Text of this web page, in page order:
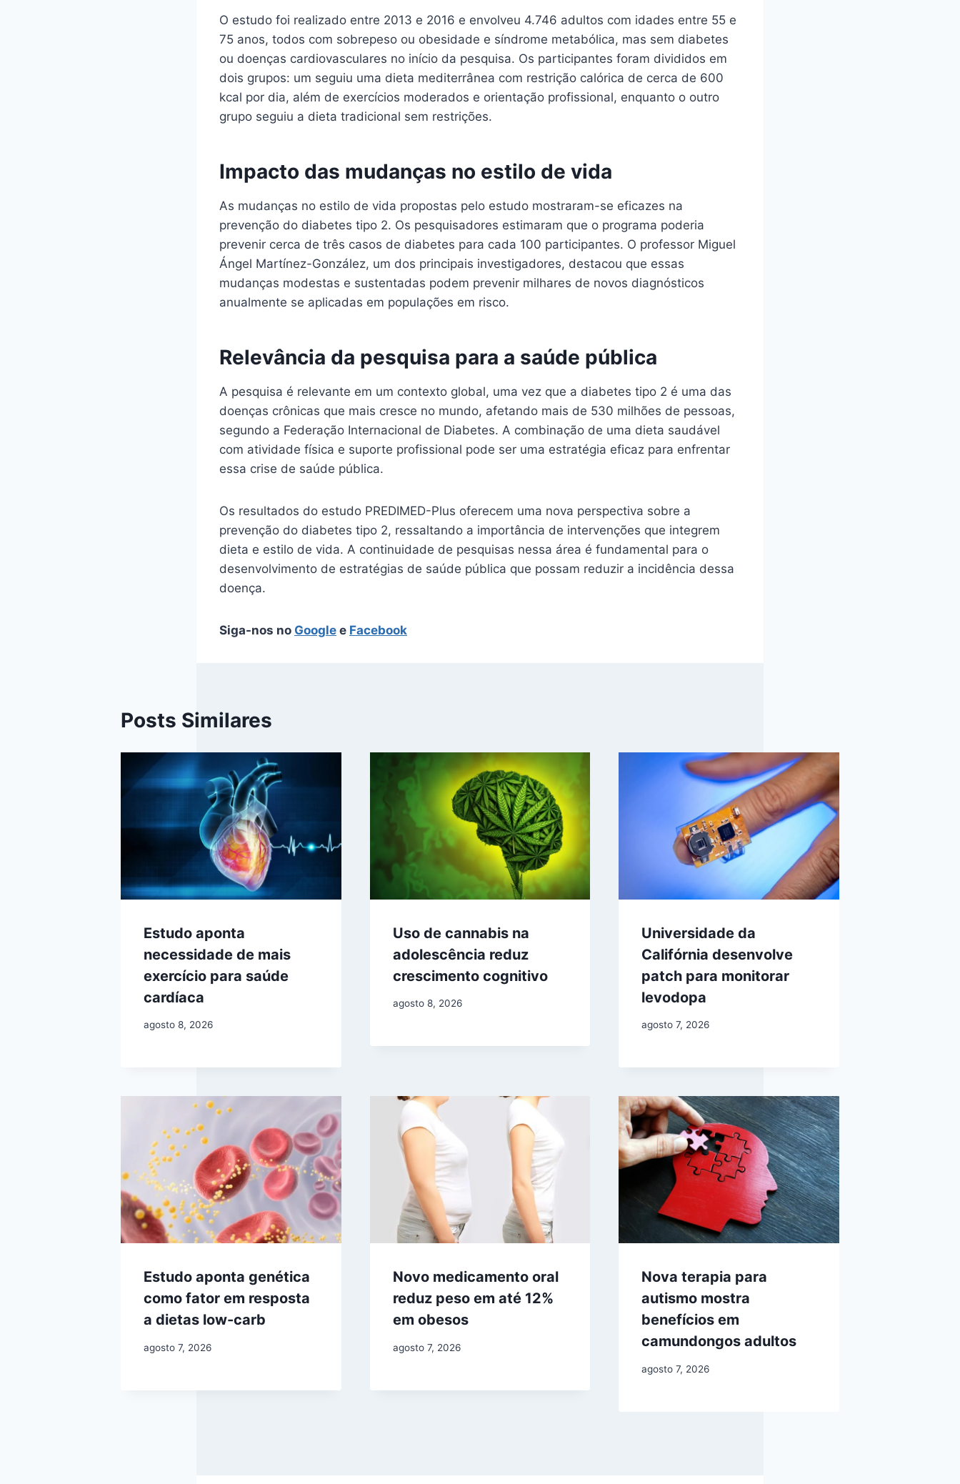
O estudo foi realizado entre 2013 e 2016 e envolveu 4.746 adultos com idades entre 55 e
75 anos, todos com sobrepeso ou obesidade e síndrome metabólica, mas sem diabetes
ou doenças cardiovasculares no início da pesquisa. Os participantes foram divididos em
dois grupos: um seguiu uma dieta mediterrânea com restrição calórica de cerca de 600
kcal por dia, além de exercícios moderados e orientação profissional, enquanto o outro
grupo seguiu a dieta tradicional sem restrições.
Impacto das mudanças no estilo de vida
As mudanças no estilo de vida propostas pelo estudo mostraram-se eficazes na
prevenção do diabetes tipo 2. Os pesquisadores estimaram que o programa poderia
prevenir cerca de três casos de diabetes para cada 100 participantes. O professor Miguel
Ángel Martínez-González, um dos principais investigadores, destacou que essas
mudanças modestas e sustentadas podem prevenir milhares de novos diagnósticos
anualmente se aplicadas em populações em risco.
Relevância da pesquisa para a saúde pública
A pesquisa é relevante em um contexto global, uma vez que a diabetes tipo 2 é uma das
doenças crônicas que mais cresce no mundo, afetando mais de 530 milhões de pessoas,
segundo a Federação Internacional de Diabetes. A combinação de uma dieta saudável
com atividade física e suporte profissional pode ser uma estratégia eficaz para enfrentar
essa crise de saúde pública.
Os resultados do estudo PREDIMED-Plus oferecem uma nova perspectiva sobre a
prevenção do diabetes tipo 2, ressaltando a importância de intervenções que integrem
dieta e estilo de vida. A continuidade de pesquisas nessa área é fundamental para o
desenvolvimento de estratégias de saúde pública que possam reduzir a incidência dessa
doença.
Siga-nos no Google e Facebook
Posts Similares
Estudo aponta
necessidade de mais
exercício para saúde
cardíaca
agosto 8, 2026
Uso de cannabis na
adolescência reduz
crescimento cognitivo
agosto 8, 2026
Universidade da
Califórnia desenvolve
patch para monitorar
levodopa
agosto 7, 2026
Estudo aponta genética
como fator em resposta
a dietas low-carb
agosto 7, 2026
Novo medicamento oral
reduz peso em até 12%
em obesos
agosto 7, 2026
Nova terapia para
autismo mostra
benefícios em
camundongos adultos
agosto 7, 2026